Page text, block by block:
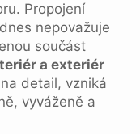
Propojení
nepovažuje
součást
a exteriér
detail, vzniká
vyváženě a